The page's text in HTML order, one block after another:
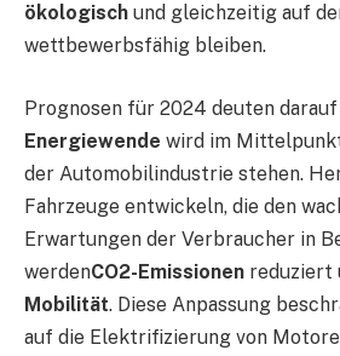
ökologisch und gleichzeitig auf
wettbewerbsfähig bleiben.
Prognosen für 2024 deuten darauf
Energiewende wird im
der Automobilindustrie stehen.
Fahrzeuge entwickeln, die den
Erwartungen der Verbraucher in
werdenCO2-Emissionen reduziert
Mobilität. Diese Anpassung
auf die Elektrifizierung von